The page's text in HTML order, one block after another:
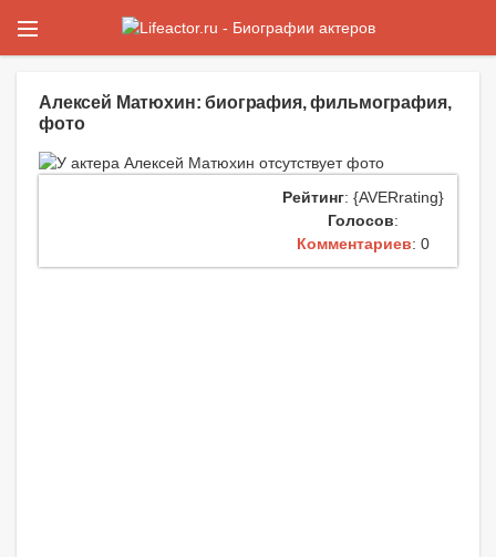
Алексей Матюхин: биография, фильмография,
фото
Рейтинг: {AVERrating}
Голосов:
Комментариев: 0